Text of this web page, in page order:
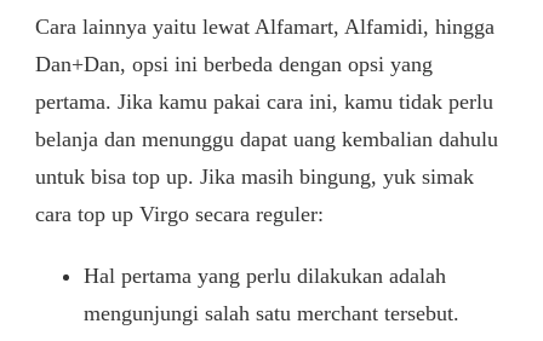
Cara lainnya yaitu lewat Alfamart, Alfamidi, hingga
Dan+Dan, opsi ini berbeda dengan opsi yang
pertama. Jika kamu pakai cara ini, kamu tidak perlu
belanja dan menunggu dapat uang kembalian dahulu
untuk bisa top up. Jika masih bingung, yuk simak
cara top up Virgo secara reguler:
Hal pertama yang perlu dilakukan adalah
mengunjungi salah satu merchant tersebut.